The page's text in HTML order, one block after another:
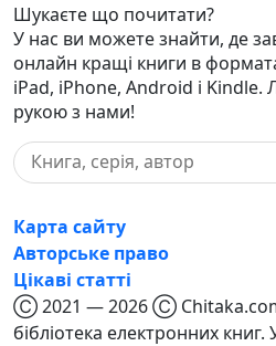
Шукаєте що почитати?
У нас ви можете знайти, де
онлайн кращі книги в
iPad, iPhone, Android і Kindle.
рукою з нами!
Карта сайту
Авторське право
Цікаві статті
Ⓒ 2021 — 2026 Ⓒ
бібліотека електронних